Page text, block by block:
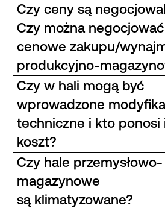
Czy ceny są
Czy można
cenowe zakupu/
produkcyjno-
Czy w hali mogą być
wprowadzone
techniczne i kto ponosi
koszt?
Czy hale przemysłowo-
magazynowe
są klimatyzowane?